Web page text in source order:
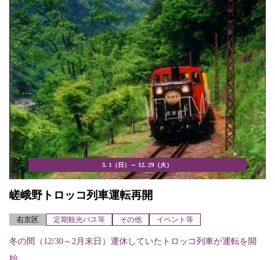
3. 1（日）～ 12. 29（火）
嵯峨野トロッコ列車運転再開
右京区 定期観光バス等 その他 イベント等
冬の間（12/30～2月末日）運休していたトロッコ列車が運転を開